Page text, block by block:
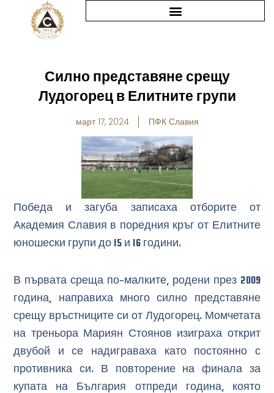
Силно представяне срещу
Лудогорец в Елитните групи
март 17, 2024 ПФК Славия
Победа и загуба записаха отборите от
Академия Славия в поредния кръг от Елитните
юношески групи до 15 и 16 години.
В първата среща по-малките, родени през 2009
година, направиха много силно представяне
срещу връстниците си от Лудогорец. Момчетата
на треньора Мариян Стоянов изиграха открит
двубой и се надиграваха като постоянно с
противника си. В повторение на финала за
купата на България отпреди година, която